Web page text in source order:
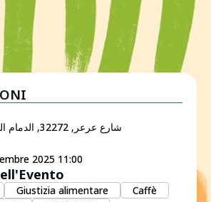
شارع عرعر, 32272, الدمام الدمام, السعودية
2025 11:00
Giustizia alimentare
Caffè